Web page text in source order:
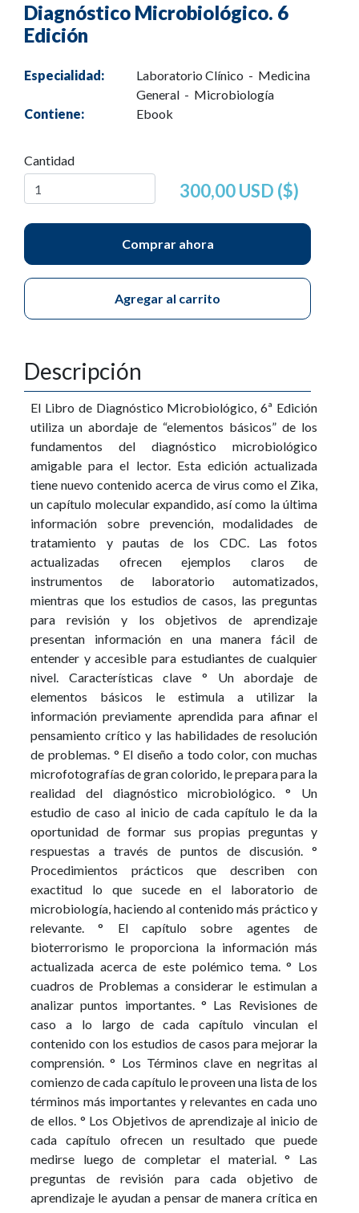
Diagnóstico Microbiológico. 6
Edición
Especialidad:
Laboratorio Clínico - Medicina
General - Microbiología
Contiene:
Ebook
Cantidad
300,00 USD ($)
Comprar ahora
Agregar al carrito
Descripción
El Libro de Diagnóstico Microbiológico, 6ª Edición
utiliza un abordaje de “elementos básicos” de los
fundamentos del diagnóstico microbiológico
amigable para el lector. Esta edición actualizada
tiene nuevo contenido acerca de virus como el Zika,
un capítulo molecular expandido, así como la última
información sobre prevención, modalidades de
tratamiento y pautas de los CDC. Las fotos
actualizadas ofrecen ejemplos claros de
instrumentos de laboratorio automatizados,
mientras que los estudios de casos, las preguntas
para revisión y los objetivos de aprendizaje
presentan información en una manera fácil de
entender y accesible para estudiantes de cualquier
nivel. Características clave ° Un abordaje de
elementos básicos le estimula a utilizar la
información previamente aprendida para afinar el
pensamiento crítico y las habilidades de resolución
de problemas. ° El diseño a todo color, con muchas
microfotografías de gran colorido, le prepara para la
realidad del diagnóstico microbiológico. ° Un
estudio de caso al inicio de cada capítulo le da la
oportunidad de formar sus propias preguntas y
respuestas a través de puntos de discusión. °
Procedimientos prácticos que describen con
exactitud lo que sucede en el laboratorio de
microbiología, haciendo al contenido más práctico y
relevante. ° El capítulo sobre agentes de
bioterrorismo le proporciona la información más
actualizada acerca de este polémico tema. ° Los
cuadros de Problemas a considerar le estimulan a
analizar puntos importantes. ° Las Revisiones de
caso a lo largo de cada capítulo vinculan el
contenido con los estudios de casos para mejorar la
comprensión. ° Los Términos clave en negritas al
comienzo de cada capítulo le proveen una lista de los
términos más importantes y relevantes en cada uno
de ellos. ° Los Objetivos de aprendizaje al inicio de
cada capítulo ofrecen un resultado que puede
medirse luego de completar el material. ° Las
preguntas de revisión para cada objetivo de
aprendizaje le ayudan a pensar de manera crítica en